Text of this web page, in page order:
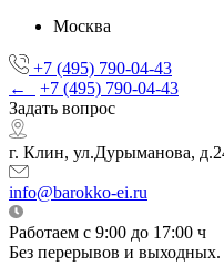
Москва
+7 (495) 790-04-43
←
+7 (495) 790-04-43
Задать вопрос
г. Клин, ул.Дурыманова,
info@barokko-ei.ru
Работаем с 9:00 до 17:00 ч
Без перерывов и выходных.